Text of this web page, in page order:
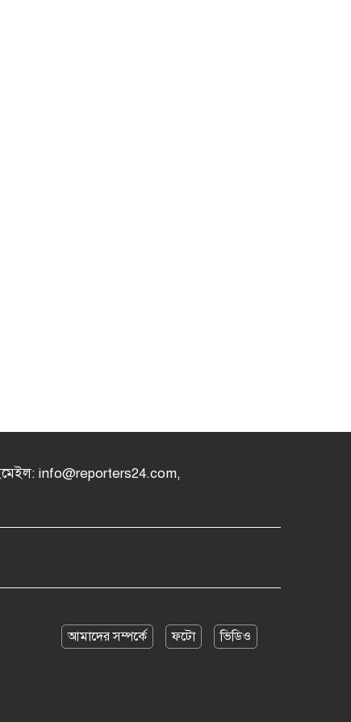
info@reporters24.com,
আমাদের সম্পর্কে ফটো ভিডিও